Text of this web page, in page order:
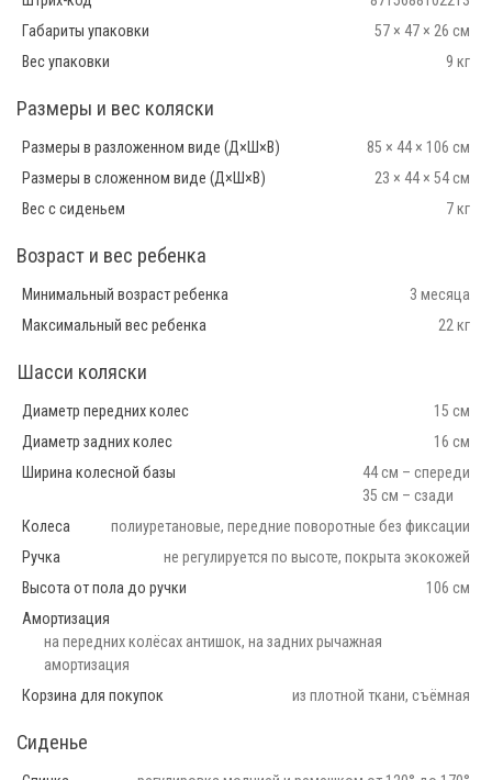
Габариты упаковки
57 × 47 × 26 см
Вес упаковки
9 кг
Размеры и вес коляски
Размеры в разложенном виде (Д×Ш×В)
85 × 44 × 106 см
Размеры в сложенном виде (Д×Ш×В)
23 × 44 × 54 см
Вес с сиденьем
7 кг
Возраст и вес ребенка
Минимальный возраст ребенка
3 месяца
Максимальный вес ребенка
22 кг
Шасси коляски
Диаметр передних колес
15 см
Диаметр задних колес
16 см
Ширина колесной базы
44 см – спереди
35 см – сзади
Колеса
полиуретановые, передние поворотные без фиксации
Ручка
не регулируется по высоте, покрыта экокожей
Высота от пола до ручки
106 см
Амортизация
на передних колёсах антишок, на задних рычажная
амортизация
Корзина для покупок
из плотной ткани, съёмная
Сиденье